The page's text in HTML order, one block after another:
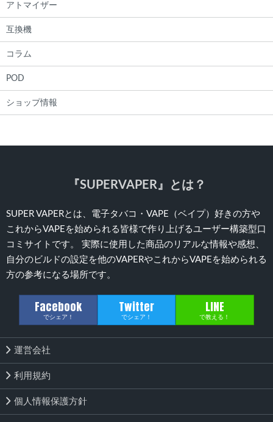
アトマイザー
互換機
コラム
POD
ショップ情報
『SUPERVAPER』とは？
SUPER VAPERとは、電子タバコ・VAPE（ベイプ）好きの方や
これからVAPEを始められる皆様で作り上げるユーザー構築型口
コミサイトです。 実際に使用した商品のリアルな情報や感想、
自分のビルドの設定を他のVAPERやこれからVAPEを始められる
方の参考になる場所です。
Facebook
でシェア！
Twitter
でシェア！
LINE
で教える！
運営会社
利用規約
個人情報保護方針